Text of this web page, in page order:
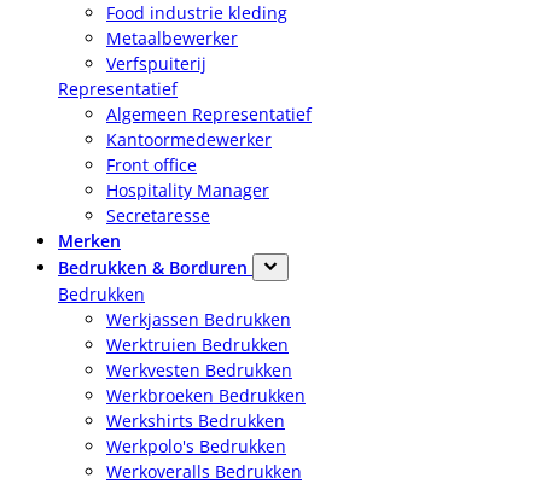
Food industrie kleding
Metaalbewerker
Verfspuiterij
Representatief
Algemeen Representatief
Kantoormedewerker
Front office
Hospitality Manager
Secretaresse
Merken
Bedrukken & Borduren
Bedrukken
Werkjassen Bedrukken
Werktruien Bedrukken
Werkvesten Bedrukken
Werkbroeken Bedrukken
Werkshirts Bedrukken
Werkpolo's Bedrukken
Werkoveralls Bedrukken